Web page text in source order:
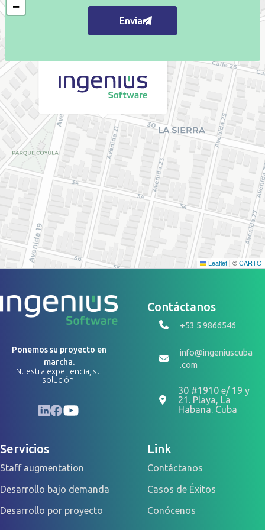
−
Leaflet ©CARTO
Ponemos su proyecto en
marcha.
Nuestra experiencia, su
solución.
LinkedIn
Facebook
YouTube
Contáctanos
+53 5 9866546
info@ingeniuscuba
.com
30 #1910 e/ 19 y
21. Playa, La
Habana. Cuba
Servicios
Staff augmentation
Desarrollo bajo demanda
Desarrollo por proyecto
Link
Contáctanos
Casos de Éxitos
Conócenos